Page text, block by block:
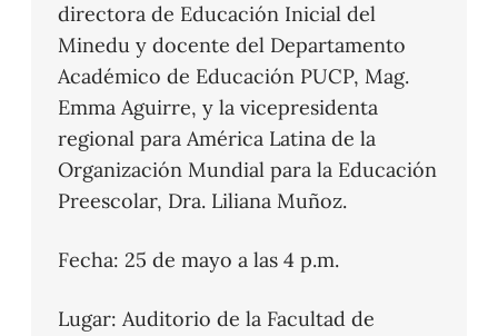
directora de Educación Inicial del
Minedu y docente del Departamento
Académico de Educación PUCP, Mag.
Emma Aguirre, y la vicepresidenta
regional para América Latina de la
Organización Mundial para la Educación
Preescolar, Dra. Liliana Muñoz.
Fecha: 25 de mayo a las 4 p.m.
Lugar: Auditorio de la Facultad de